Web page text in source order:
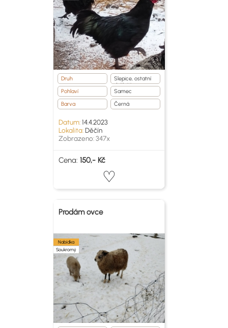
Druh
Slepice, ostatní
drůběž
Pohlaví
Samec
Barva
Černá
Datum:14.4.2023
Lokalita:Děčín
Zobrazeno: 347x
Cena: 150,- Kč
Prodám ovce
Nabídka
Soukromý